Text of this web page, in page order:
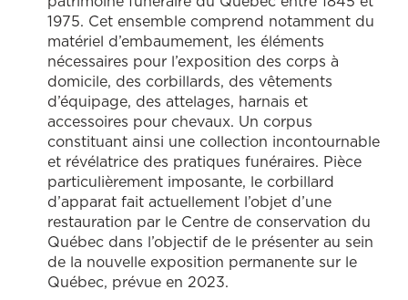
1975. Cet ensemble comprend notamment du
matériel d’embaumement, les éléments
nécessaires pour l’exposition des corps à
domicile, des corbillards, des vêtements
d’équipage, des attelages, harnais et
accessoires pour chevaux. Un corpus
constituant ainsi une collection incontournable
et révélatrice des pratiques funéraires. Pièce
particulièrement imposante, le corbillard
d’apparat fait actuellement l’objet d’une
restauration par le Centre de conservation du
Québec dans l’objectif de le présenter au sein
de la nouvelle exposition permanente sur le
Québec, prévue en 2023.